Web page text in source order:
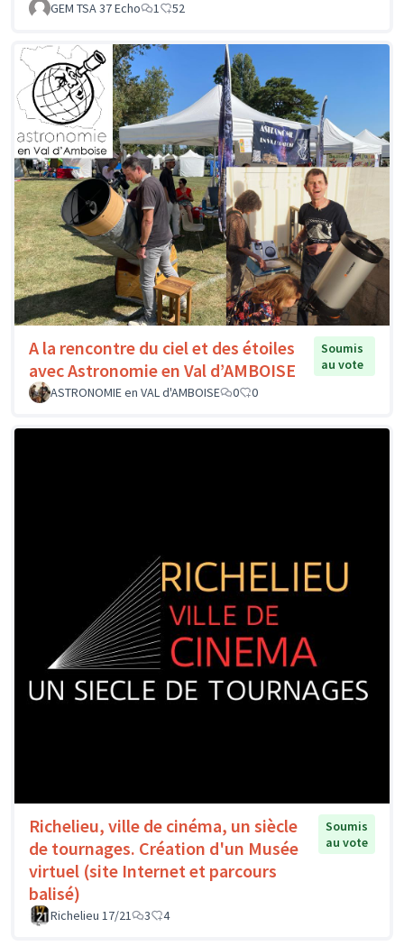
GEM TSA 37 Echo 1 52
A la rencontre du ciel et des étoiles
avec Astronomie en Val d’AMBOISE
Soumis
au vote
ASTRONOMIE en VAL d'AMBOISE
0 0
Richelieu, ville de cinéma, un siècle
de tournages. Création d'un Musée
virtuel (site Internet et parcours
balisé)
Soumis
au vote
Richelieu 17/21 3 4